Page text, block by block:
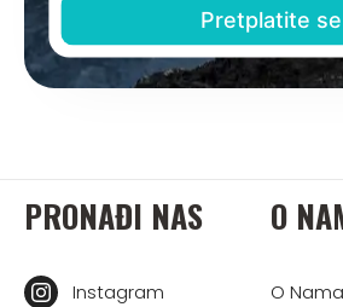
PRONAĐI NAS
Instagram
O
O Nama